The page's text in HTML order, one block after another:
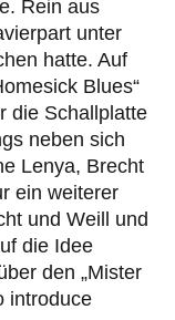
Rein aus
unter
hatte. Auf
Blues“
die Schallplatte
neben sich
Lenya, Brecht
ein weiterer
und Weill und
die Idee
den „Mister
introduce